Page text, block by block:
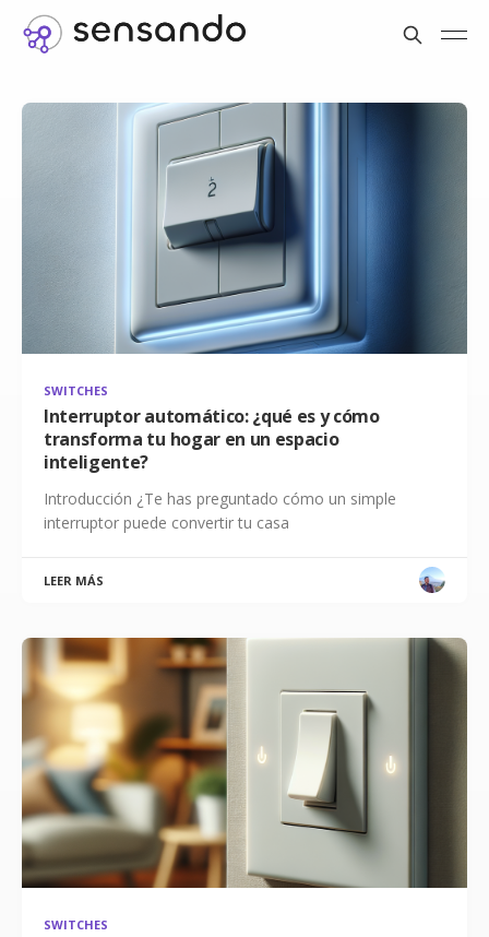
SWITCHES
Interruptor automático: ¿qué es y cómo
transforma tu hogar en un espacio
inteligente?
Introducción ¿Te has preguntado cómo un simple
interruptor puede convertir tu casa
LEER MÁS
SWITCHES